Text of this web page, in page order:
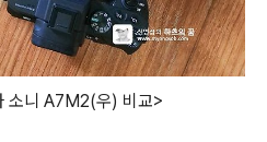
소니 A7M2(우) 비교>